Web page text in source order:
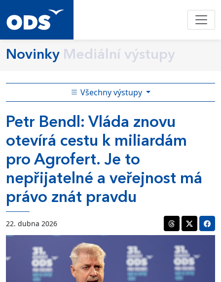
Novinky Mediální výstupy
Všechny výstupy
Petr Bendl: Vláda znovu
otevírá cestu k miliardám
pro Agrofert. Je to
nepřijatelné a veřejnost má
právo znát pravdu
22. dubna 2026